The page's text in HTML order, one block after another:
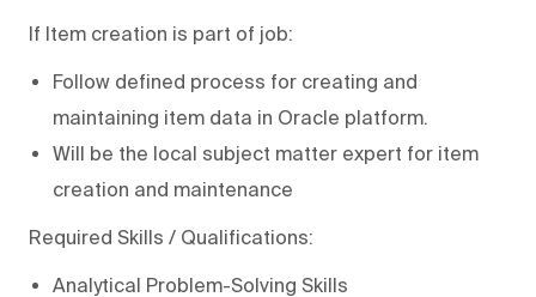
If Item creation is part of job:
Follow defined process for creating and
maintaining item data in Oracle platform.
Will be the local subject matter expert for item
creation and maintenance
Required Skills / Qualifications:
Analytical Problem-Solving Skills